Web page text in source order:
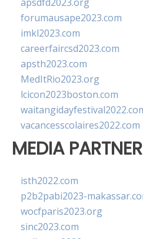
forumausape2023.com
imkl2023.com
careerfaircsd2023.com
apsth2023.com
MedItRio2023.org
lcicon2023boston.com
vacancesscolaires2022.com
MEDIA
isth2022.com
p2b2pabi2023-
wocfparis2023.org
sinc2023.com